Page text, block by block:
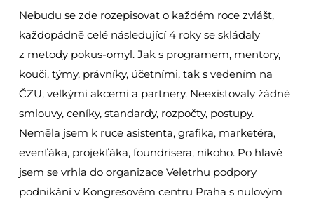
Nebudu se zde rozepisovat o každém roce zvlášť,
každopádně celé následující 4 roky se skládaly
z metody pokus-omyl. Jak s programem, mentory,
kouči, týmy, právníky, účetními, tak s vedením na
ČZU, velkými akcemi a partnery. Neexistovaly žádné
smlouvy, ceníky, standardy, rozpočty, postupy.
Neměla jsem k ruce asistenta, grafika, marketéra,
evenťáka, projekťáka, foundrisera, nikoho. Po hlavě
jsem se vrhla do organizace Veletrhu podpory
podnikání v Kongresovém centru Praha s nulovým